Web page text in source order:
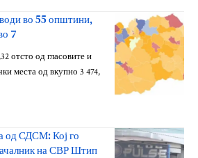
во 55 општини,
7
отсто од гласовите и
места од вкупно 3 474,
СДСМ: Кој го
на СВР Штип